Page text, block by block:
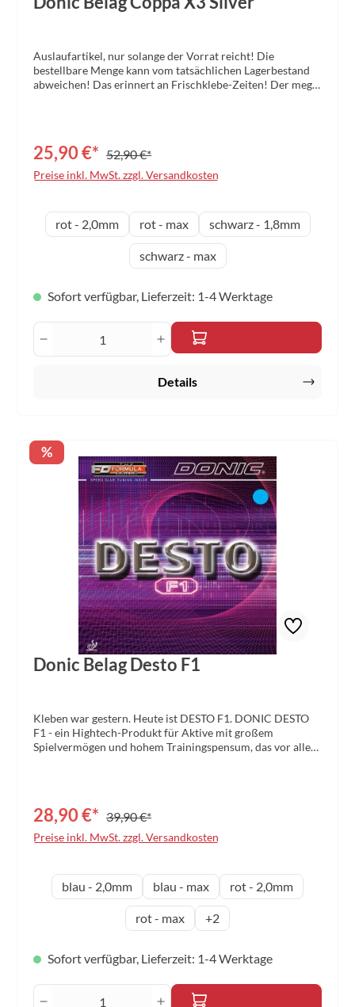
Auslaufartikel, nur solange der Vorrat reicht! Die
bestellbare Menge kann vom tatsächlichen Lagerbestand
abweichen! Das erinnert an Frischklebe-Zeiten! Der mega-
Spiel-Belag. Auch Allround-Spieler werden mit dieser
Variante auf Anhieb ein gutes Stück besser spielen.
Schwammhärte: soft Charakter: sehr weich, mit tollem
Allroundspiel mit hoher Kontrolle und viel Tempo
25,90 €* 52,90 €*
Preise inkl. MwSt. zzgl. Versandkosten
Schwammdickeauswählen
rot - 2,0mm rot - max schwarz - 1,8mm
schwarz - max
Sofort verfügbar, Lieferzeit: 1-4 Werktage
Produkt Anzahl: Gib den gewünschten
Details
Rabatt
%
Donic Belag Desto F1
Kleben war gestern. Heute ist DESTO F1. DONIC DESTO
F1 - ein Hightech-Produkt für Aktive mit großem
Spielvermögen und hohem Trainingspensum, das vor allem
eine begeisternde Spielfreude. Für diese Spieler empfehlen
wir DONIC DESTO F1- und F1 HS-Beläge: Spieler, die
bisher frischgeklebt haben, finden im DONIC DESTO F1
DONIC DESTO F1 Tischtennis aus einer anderen Welt.
28,90 €* 39,90 €*
Preise inkl. MwSt. zzgl. Versandkosten
Schwammdicke auswählen
blau - 2,0mm blau - max rot - 2,0mm
rot - max +2
Sofort verfügbar, Lieferzeit: 1-4 Werktage
Produkt Anzahl: Gib den gewünschten